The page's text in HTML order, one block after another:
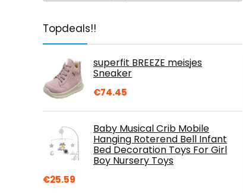
Topdeals!!
superfit BREEZE meisjes
Sneaker
€74.45
Baby Musical Crib Mobile
Hanging Roterend Bell Infant
Bed Decoration Toys For Girl
Boy Nursery Toys
€25.59